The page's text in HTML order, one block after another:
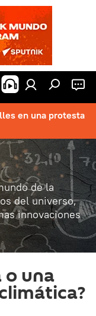
en una protesta
de la
del universo,
innovaciones
o una